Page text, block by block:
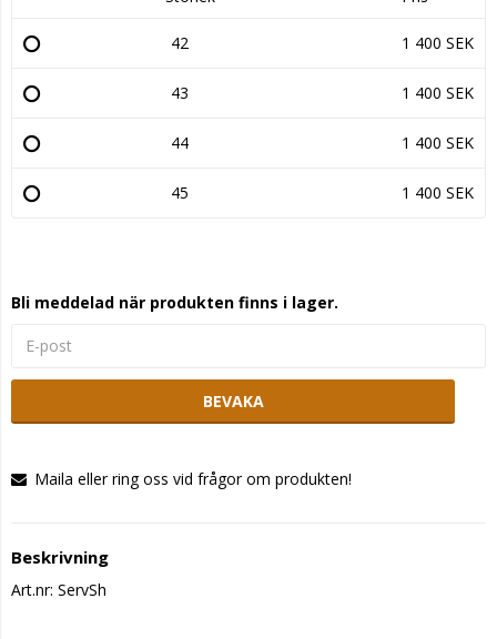
42 1 400 SEK
43 1 400 SEK
44 1 400 SEK
45 1 400 SEK
Bli meddelad när produkten finns i lager.
BEVAKA
Maila eller ring oss vid frågor om produkten!
Beskrivning
Art.nr: ServSh